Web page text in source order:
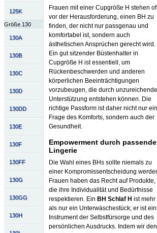
125K
Größe 130
130A
130B
130C
130D
130DD
130E
130F
130FF
130G
130GG
130H
Frauen mit einer Cupgröße H stehen
vor der Herausforderung, einen BH zu
finden, der nicht nur passgenau und
komfortabel ist, sondern auch
ästhetischen Ansprüchen gerecht wird.
Ein gut sitzender Büstenhalter in
Cupgröße H ist essentiell, um
Rückenbeschwerden und anderen
körperlichen Beeinträchtigungen
vorzubeugen, die durch unzureichende
Unterstützung entstehen können. Die
richtige Passform ist daher nicht nur
Frage des Komforts, sondern auch der
Gesundheit.
Empowerment durch passende
Lingerie
Die Wahl eines BHs sollte niemals zu
einer Kompromissentscheidung
Frauen haben das Recht auf Produkte,
die ihre Individualität und Bedürfnisse
respektieren. Ein BH Schlaf H ist mehr
als nur ein Unterwäschestück; er ist ein
Instrument der Selbstfürsorge und des
persönlichen Ausdrucks. Indem wir den